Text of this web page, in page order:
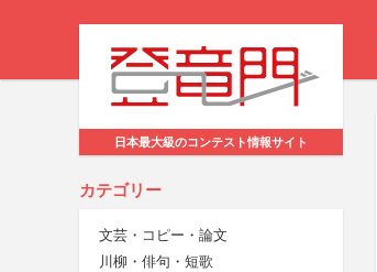
日本最大級のコンテスト情報サイト
カテゴリー
文芸・コピー・論文
川柳・俳句・短歌